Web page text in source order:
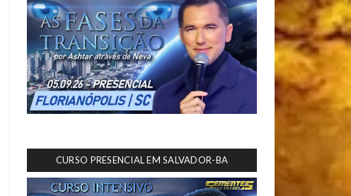
CURSO PRESENCIAL EM SALVADOR-BA